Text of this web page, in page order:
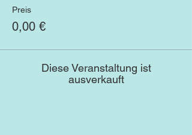
Preis
0,00 €
Diese Veranstaltung ist
ausverkauft